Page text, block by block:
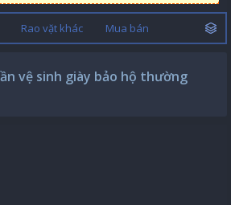
Rao vặt khác Mua bán
vệ sinh giày bảo hộ thường